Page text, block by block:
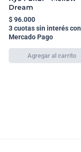
Dream
$96.000
3 cuotas sin interés con
Mercado Pago